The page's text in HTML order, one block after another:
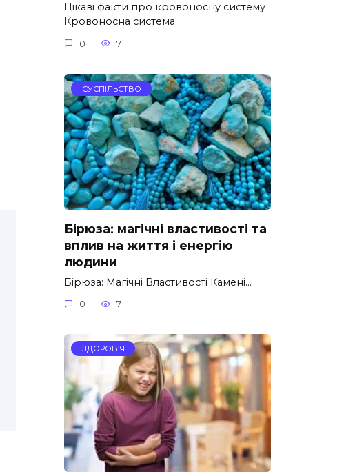
Цікаві факти про кровоносну систему
Кровоносна система
0 7
СУСПІЛЬСТВО
Бірюза: магічні властивості та
вплив на життя і енергію
людини
Бірюза: Магічні Властивості Камені…
0 7
ЗДОРОВ’Я